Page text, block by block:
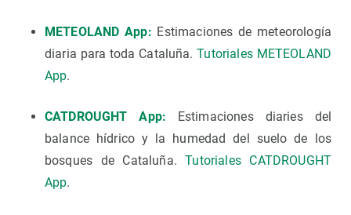
METEOLAND App: Estimaciones de meteorología
diaria para toda Cataluña.Tutoriales METEOLAND
App.
CATDROUGHT App: Estimaciones diaries del
balance hídrico y la humedad del suelo de los
bosques de Cataluña.Tutoriales CATDROUGHT
App.